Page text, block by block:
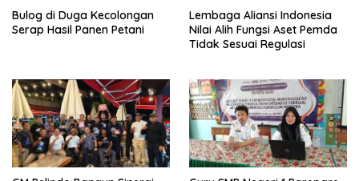
Bulog di Duga Kecolongan
Serap Hasil Panen Petani
Lembaga Aliansi Indonesia
Nilai Alih Fungsi Aset Pemda
Tidak Sesuai Regulasi